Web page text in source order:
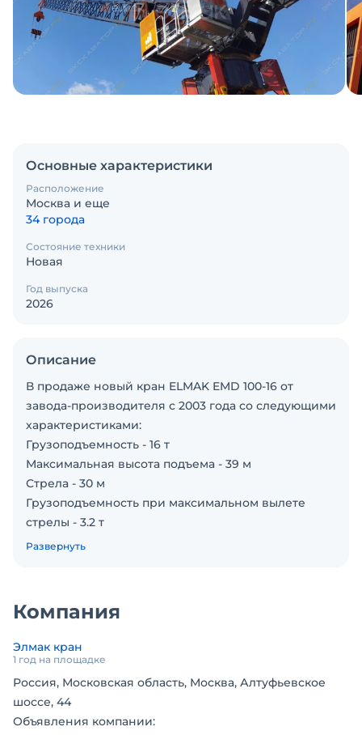
Основные характеристики
Расположение
Москва и еще
34 города
Состояние техники
Новая
Год выпуска
2026
Описание
В продаже новый кран ELMAK EMD 100-16 от
завода-производителя с 2003 года со следующими
характеристиками:
Грузоподъемность - 16 т
Максимальная высота подъема - 39 м
Стрела - 30 м
Грузоподъемность при максимальном вылете
стрелы - 3.2 т
Кран полностью сертифицирован.
20 лет на рынке: С 2003 года производим
совершенствуя конструкцию.
Глобальное присутствие: Представительства в
Турции, Панаме, Таиланде и сеть из 25+ партнеров
в разных странах.
Развернуть
Компания
Элмак кран
1 год на площадке
Россия, Московская область, Москва, Алтуфьевское
шоссе, 44
Объявления компании: